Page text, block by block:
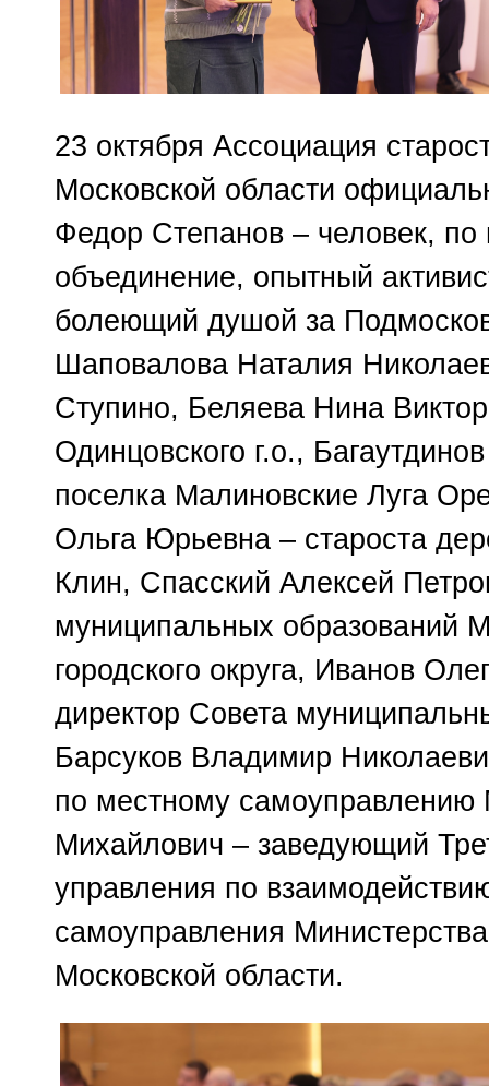
23 октября Ассоциация
Московской области
Федор Степанов – человек, по
объединение, опытный
болеющий душой за
Шаповалова Наталия
Ступино, Беляева Нина
Одинцовского г.о.,
поселка Малиновские Луга
Ольга Юрьевна – староста
Клин, Спасский Алексей
муниципальных образований
городского округа, Иванов
директор Совета
Барсуков Владимир
по местному
Михайлович – заведующий
управления по
самоуправления
Московской области.